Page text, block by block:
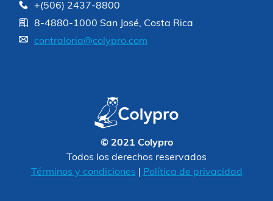
+(506) 2437-8800
8-4880-1000 San José, Costa Rica
contraloria@colypro.com
© 2021 Colypro
Todos los derechos reservados
Términos y condiciones
Política de privacidad